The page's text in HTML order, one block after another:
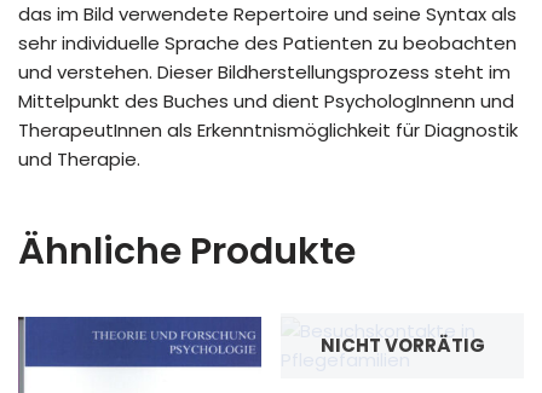
das im Bild verwendete Repertoire und seine Syntax als
sehr individuelle Sprache des Patienten zu beobachten
und verstehen. Dieser Bildherstellungsprozess steht im
Mittelpunkt des Buches und dient PsychologInnenn und
TherapeutInnen als Erkenntnismöglichkeit für Diagnostik
und Therapie.
Ähnliche Produkte
NICHT VORRÄTIG